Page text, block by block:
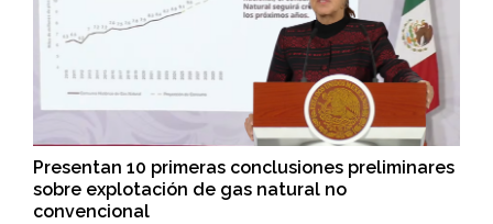
Presentan 10 primeras conclusiones preliminares
sobre explotación de gas natural no
convencional